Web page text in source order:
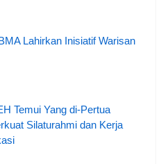
Lahirkan Inisiatif Warisan
Temui Yang di-Pertua
Silaturahmi dan Kerja